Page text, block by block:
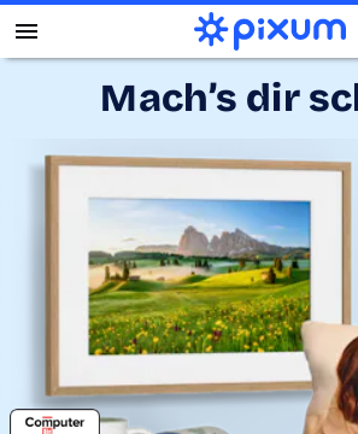
Pixum Fotobuch
Fotos
Fotokalender
Fotogeschenke
Fotopuzzle
Mach’s dir